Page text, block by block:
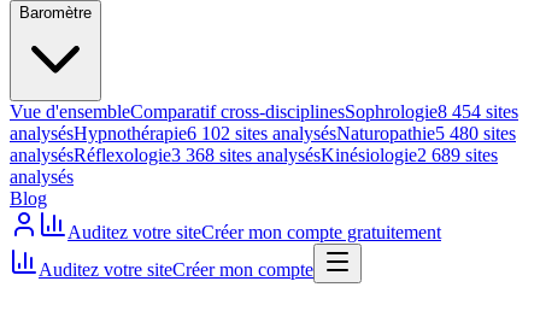
Baromètre
Vue d'ensembleComparatif cross-disciplinesSophrologie8 454 sites
analysésHypnothérapie6 102 sites analysésNaturopathie5 480 sites
analysésRéflexologie3 368 sites analysésKinésiologie2 689 sites
analysés
Blog
Auditez votre siteCréer mon compte gratuitement
Auditez votre siteCréer mon compte